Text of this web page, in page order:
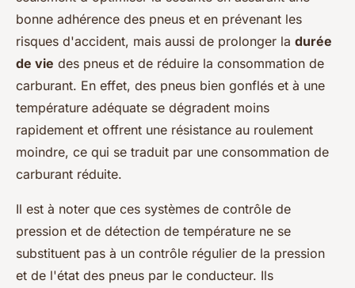
bonne adhérence des pneus et en prévenant les
risques d'accident, mais aussi de prolonger la durée
de vie des pneus et de réduire la consommation de
carburant. En effet, des pneus bien gonflés et à une
température adéquate se dégradent moins
rapidement et offrent une résistance au roulement
moindre, ce qui se traduit par une consommation de
carburant réduite.
Il est à noter que ces systèmes de contrôle de
pression et de détection de température ne se
substituent pas à un contrôle régulier de la pression
et de l'état des pneus par le conducteur. Ils